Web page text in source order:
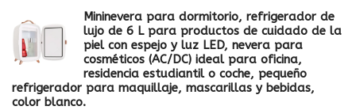
Mininevera para dormitorio, refrigerador de
lujo de 6 L para productos de cuidado de la
piel con espejo y luz LED, nevera para
cosméticos (AC/DC) ideal para oficina,
residencia estudiantil o coche, pequeño
refrigerador para maquillaje, mascarillas y bebidas,
color blanco.